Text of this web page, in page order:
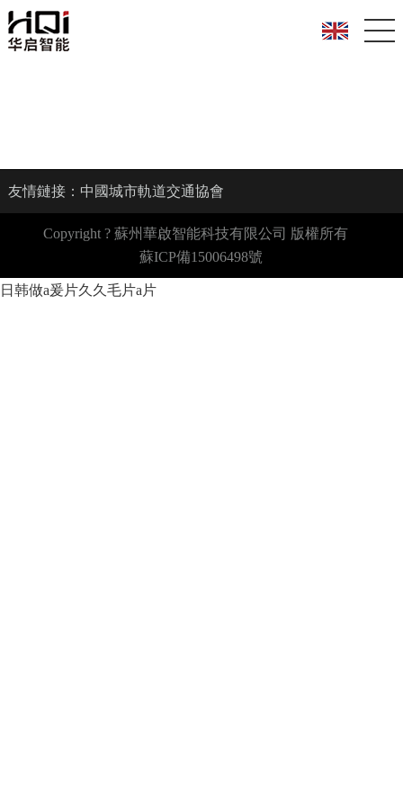
友情鏈接： 中國城市軌道交通協會
Copyright ? 蘇州華啟智能科技有限公司 版權所有
蘇ICP備15006498號
日韩做a爰片久久毛片a片